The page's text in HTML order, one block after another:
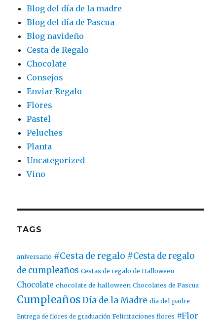
Blog del día de la madre
Blog del día de Pascua
Blog navideño
Cesta de Regalo
Chocolate
Consejos
Enviar Regalo
Flores
Pastel
Peluches
Planta
Uncategorized
Vino
TAGS
aniversario #Cesta de regalo #Cesta de regalo
de cumpleaños Cestas de regalo de Halloween
Chocolate chocolate de halloween Chocolates de Pascua
Cumpleaños Día de la Madre dia del padre
Entrega de flores de graduación Felicitaciones flores #Flor